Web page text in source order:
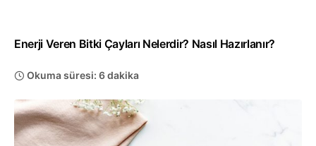
Enerji Veren Bitki Çayları Nelerdir? Nasıl Hazırlanır?
Okuma süresi: 6 dakika